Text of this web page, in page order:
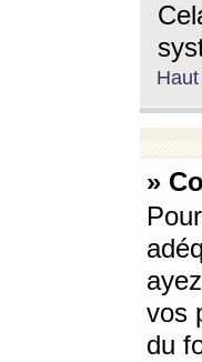
Haut
»
vos
du